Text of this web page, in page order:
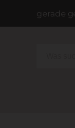
gerade